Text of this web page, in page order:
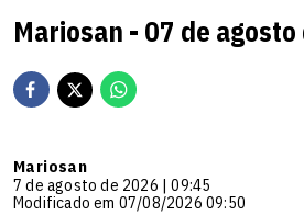
Mariosan - 07 de
Mariosan
7 de agosto de 2026 | 09:45
Modificado em 07/08/2026 09:50